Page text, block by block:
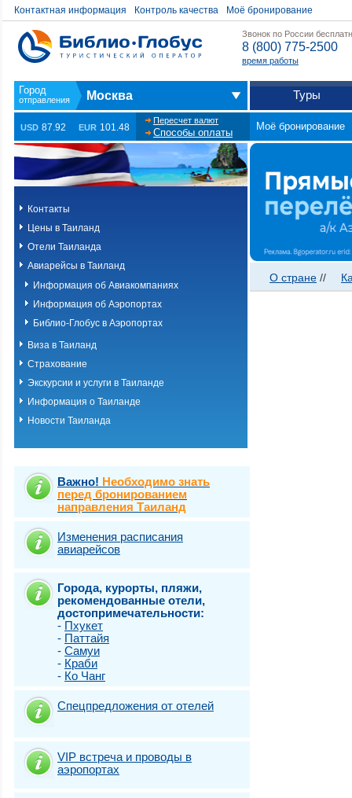
Контактная информация Контроль качества Моё бронирование
Звонок по России
8 (800) 775-2500
время работы
Москва Туры
USD 87.92 EUR 101.48
Пересчет валют
Способы оплаты
Моё бронирование
Контакты
Цены в Таиланд
Отели Таиланда
Авиарейсы в Таиланд
Информация об Авиакомпаниях
Информация об Аэропортах
Библио-Глобус в Аэропортах
Виза в Таиланд
Страхование
Экскурсии и услуги в Таиланде
Информация о Таиланде
Новости Таиланда
Важно! Необходимо знать
перед бронированием
направления Таиланд
Изменения расписания
авиарейсов
Города, курорты, пляжи,
рекомендованные отели,
достопримечательности:
- Пхукет
- Паттайя
- Самуи
- Краби
- Ко Чанг
Спецпредложения от отелей
VIP встреча и проводы в
аэропортах
О стране //